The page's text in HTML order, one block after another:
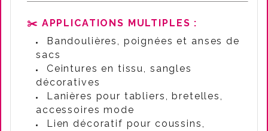
✂️ APPLICATIONS MULTIPLES :
Bandoulières, poignées et anses de
sacs
Ceintures en tissu, sangles
décoratives
Lanières pour tabliers, bretelles,
accessoires mode
Lien décoratif pour coussins,